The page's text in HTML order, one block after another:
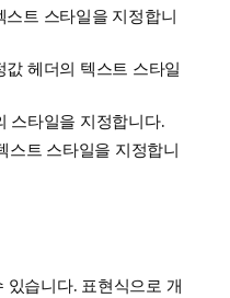
스트 스타일을 지정합니
값 헤더의 텍스트 스타일
스타일을 지정합니다.
스트 스타일을 지정합니
있습니다. 표현식으로 개